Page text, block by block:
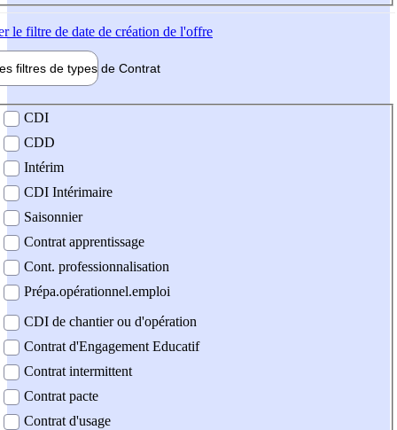
le filtre de date de création de l'offre
filtres de types de Contrat
contrat
CDI
CDD
Intérim
CDI Intérimaire
Saisonnier
Contrat apprentissage
Cont. professionnalisation
Prépa.opérationnel.emploi
CDI de chantier ou d'opération
Contrat d'Engagement Educatif
Contrat intermittent
Contrat pacte
Contrat d'usage